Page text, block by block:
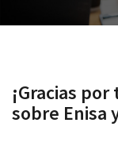
¡Gracias
sobre Enisa